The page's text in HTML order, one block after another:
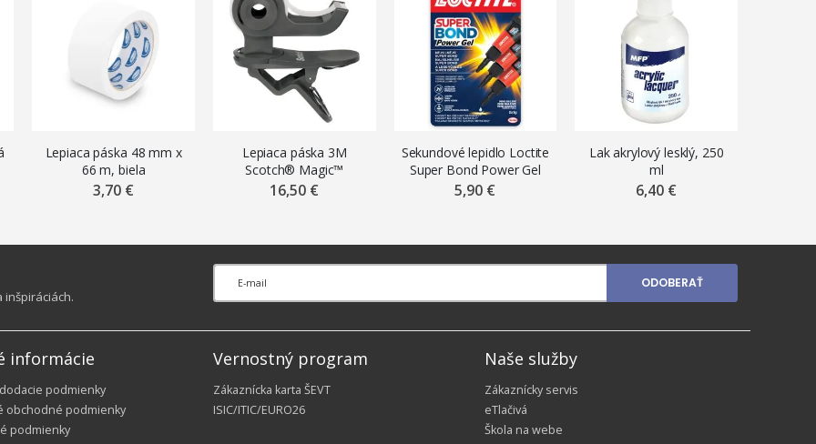
Lepiaca páska 48 mm x
66 m, biela
3,70 €
Lepiaca páska 3M
Scotch® Magic™
neviditeľná s otočným
16,50 €
Sekundové lepidlo Loctite
Super Bond Power Gel
Mini Trio, 3 x 1g
5,90 €
Lak akrylový lesklý, 250
ml
6,40 €
ODOBERAŤ
informácie
podmienky
obchodné podmienky
podmienky
Vernostný program
Zákaznícka karta ŠEVT
ISIC/ITIC/EURO26
Naše služby
Zákaznícky servis
eTlačivá
Škola na webe